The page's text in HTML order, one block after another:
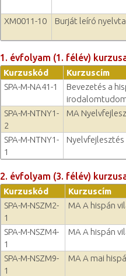
XM0011-10
Burját leíró
1. évfolyam (1. félév)
Kurzuskód Kurzuscím
SPA-M-NA41-1
Bevezetés a
SPA-M-NTNY1-
2
MA
SPA-M-NTNY1-
1
Nyelvfejlesztés
2. évfolyam (3. félév)
Kurzuskód Kurzuscím
SPA-M-NSZM2-
1
MA A hispán
SPA-M-NSZM4-
1
MA A hispán
SPA-M-NSZM9-
1
MA A mai